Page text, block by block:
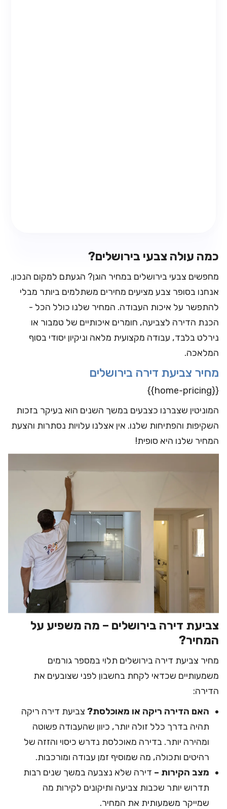
כמה עולה צבעי בירושלים?
מחפשים צבעי בירושלים במחיר הוגן? הגעתם למקום הנכון.
אנחנו בסופר צבע מציעים מחירים משתלמים ביותר מבלי
להתפשר על איכות העבודה. המחיר שלנו כולל הכל -
הכנת הדירה לצביעה, חומרים איכותיים של טמבור או
נירלט בלבד, עבודה מקצועית מלאה וניקיון יסודי בסוף
המלאכה.
מחיר צביעת דירה בירושלים
{{home-pricing}}
המוניטין שצברנו כצבעים במשך השנים הוא בעיקר בזכות
השקיפות והפתיחות שלנו. אין אצלנו עלויות נסתרות והצעת
המחיר שלנו היא סופית!
צביעת דירה בירושלים – מה משפיע על
המחיר?
מחיר צביעת דירה בירושלים תלוי במספר גורמים
משמעותיים שכדאי לקחת בחשבון לפני שצובעים את
הדירה:
האם הדירה ריקה או מאוכלסת? צביעת דירה ריקה
תהיה בדרך כלל זולה יותר, כיוון שהעבודה פשוטה
ומהירה יותר. בדירה מאוכלסת נדרש כיסוי והזזה של
רהיטים ותכולה, מה שמוסיף זמן עבודה ומורכבות.
מצב הקירות – דירה שלא נצבעה במשך שנים רבות
תדרוש יותר שכבות צביעה ותיקונים לקירות מה
שמייקר משמעותית את המחיר.